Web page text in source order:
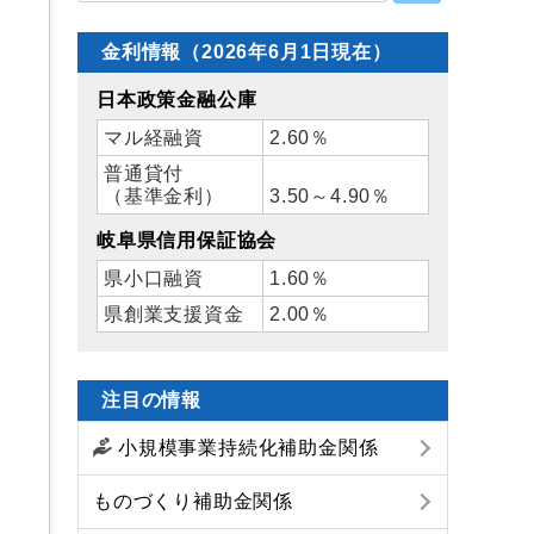
金利情報（2026年6月1日現在）
日本政策金融公庫
マル経融資
2.60％
普通貸付
（基準金利）
3.50～4.90％
岐阜県信用保証協会
県小口融資
1.60％
県創業支援資金
2.00％
注目の情報
小規模事業持続化補助金関係
ものづくり補助金関係